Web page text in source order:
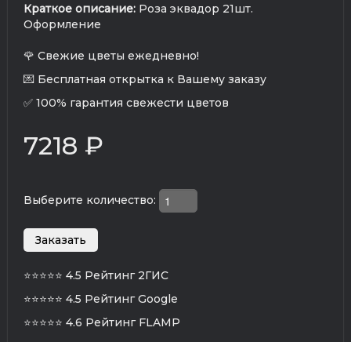
Краткое описание: Роза эквадор 21шт.
Оформление
🌹 Свежие цветы ежедневно!
💌 Бесплатная открытка к Вашему заказу
✅ 100% гарантия свежести цветов
7218 ₽
Выберите количество:
⭐⭐⭐⭐⭐ 4.5 Рейтинг 2ГИС
⭐⭐⭐⭐⭐ 4.5 Рейтинг Google
⭐⭐⭐⭐⭐ 4.6 Рейтинг FLAMP